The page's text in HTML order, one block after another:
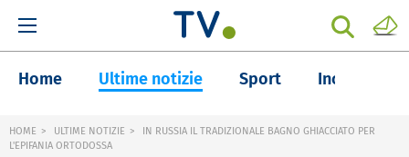
Home Ultime notizie Sport Inchieste
HOME ULTIME NOTIZIE
IN RUSSIA IL TRADIZIONALE BAGNO GHIACCIATO PER
L'EPIFANIA ORTODOSSA